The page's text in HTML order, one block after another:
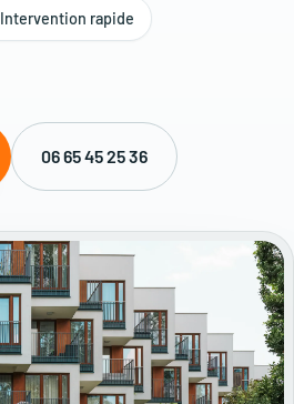
Intervention rapide
06 65 45 25 36